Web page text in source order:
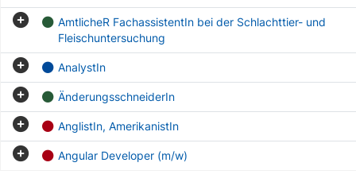
AmtlicheR FachassistentIn bei der Schlachttier- und
Fleischuntersuchung
AnalystIn
ÄnderungsschneiderIn
AnglistIn, AmerikanistIn
Angular Developer (m/w)